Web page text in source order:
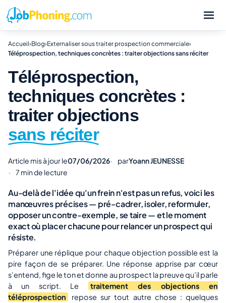
Accueil›Blog›Externaliser sous traiter prospection commerciale›
Téléprospection, techniques concrètes : traiter objections sans réciter
Téléprospection,
techniques concrètes :
traiter objections
sans réciter
Article mis à jour le07/06/2026 parYoann JEUNESSE
7 min de lecture
Au-delà de l'idée qu'un frein n'est pas un refus, voici les
manœuvres précises — pré-cadrer, isoler, reformuler,
opposer un contre-exemple, se taire — et le moment
exact où placer chacune pour relancer un prospect qui
résiste.
Préparer une réplique pour chaque objection possible est la
pire façon de se préparer. Une réponse apprise par cœur
s’entend, fige le ton et donne au prospect la preuve qu’il parle
à un script. Le
traitement des objections en
téléprospection
repose sur tout autre chose : quelques